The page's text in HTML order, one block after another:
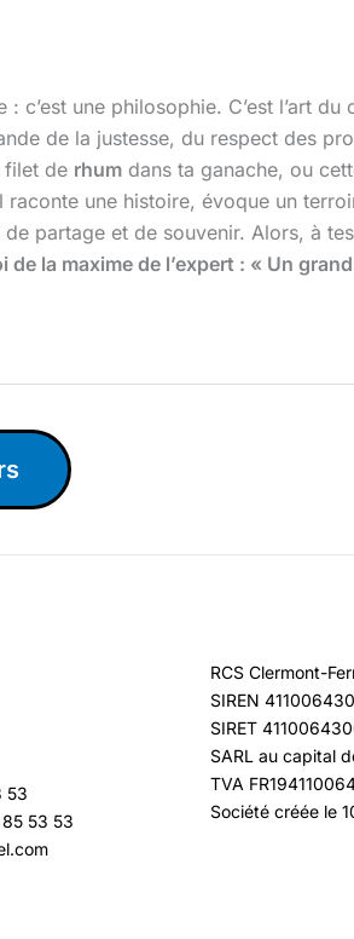
: c’est une philosophie. C’est l’art
de la justesse, du respect des
filet de rhum dans ta ganache, ou
une histoire, évoque un
partage et de souvenir. Alors, à
de la maxime de l’expert : « Un
53
53 53
RCS Clermont-
SIREN 411006430
SIRET
SARL au capital
TVA
Société créée le